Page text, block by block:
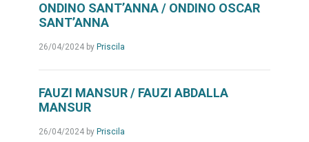
ONDINO SANT’ANNA / ONDINO OSCAR
SANT’ANNA
26/04/2024by Priscila
FAUZI MANSUR / FAUZI ABDALLA
MANSUR
26/04/2024by Priscila